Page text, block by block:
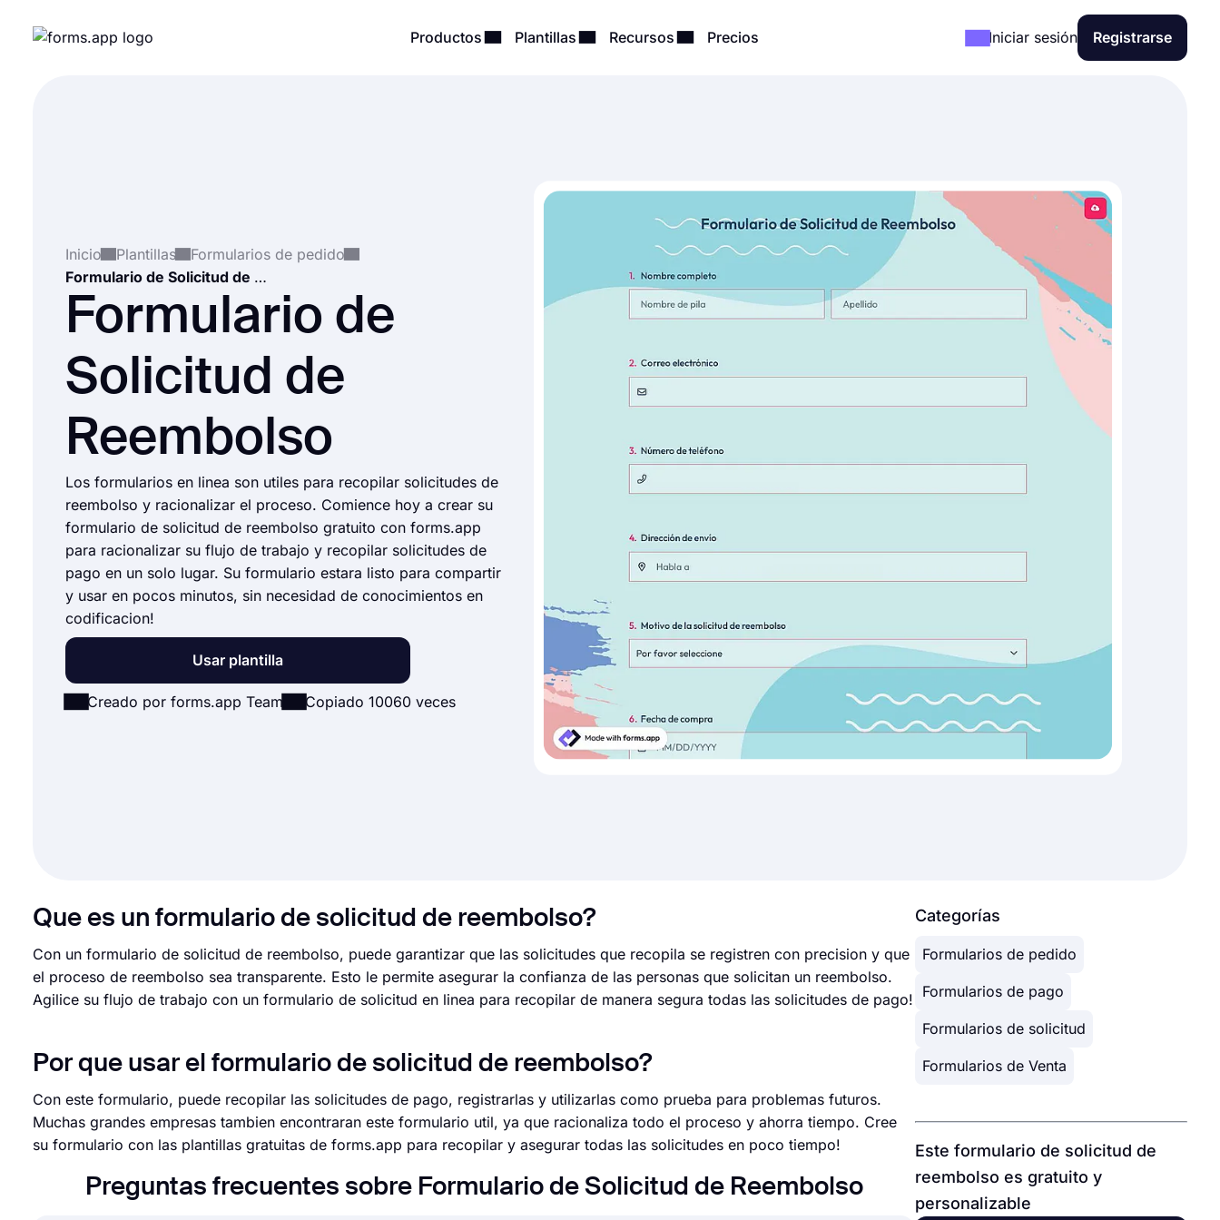
Productos Plantillas Recursos Precios Iniciar sesión Registrarse
Inicio Plantillas
Formularios de pedido
Formulario de Solicitud de Reembolso
Formulario de
Solicitud de
Reembolso
Los formularios en linea son utiles para recopilar solicitudes de
reembolso y racionalizar el proceso. Comience hoy a crear su
formulario de solicitud de reembolso gratuito con forms.app
para racionalizar su flujo de trabajo y recopilar solicitudes de
pago en un solo lugar. Su formulario estara listo para compartir
y usar en pocos minutos, sin necesidad de conocimientos en
codificacion!
Usar plantilla
Creado por forms.app Team Copiado 10060 veces
Que es un formulario de solicitud de reembolso?
Con un formulario de solicitud de reembolso, puede garantizar que las solicitudes que recopila se registren con precision y que
el proceso de reembolso sea transparente. Esto le permite asegurar la confianza de las personas que solicitan un reembolso.
Agilice su flujo de trabajo con un formulario de solicitud en linea para recopilar de manera segura todas las solicitudes de pago!
Por que usar el formulario de solicitud de reembolso?
Con este formulario, puede recopilar las solicitudes de pago, registrarlas y utilizarlas como prueba para problemas futuros.
Muchas grandes empresas tambien encontraran este formulario util, ya que racionaliza todo el proceso y ahorra tiempo. Cree
su formulario con las plantillas gratuitas de forms.app para recopilar y asegurar todas las solicitudes en poco tiempo!
Preguntas frecuentes sobre Formulario de Solicitud de Reembolso
Categorías
Formularios de pedido
Formularios de pago
Formularios de solicitud
Formularios de Venta
Este formulario de solicitud de
reembolso es gratuito y
personalizable